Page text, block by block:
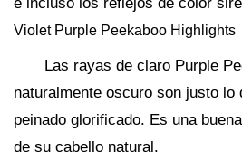
Violet Purple Peekaboo Highlights
Las rayas de claro Purple
naturalmente oscuro son justo lo
peinado glorificado. Es una
de su cabello natural.